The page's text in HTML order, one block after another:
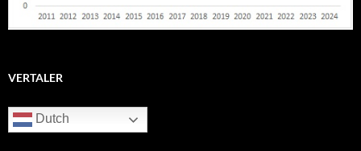
VERTALER
Dutch